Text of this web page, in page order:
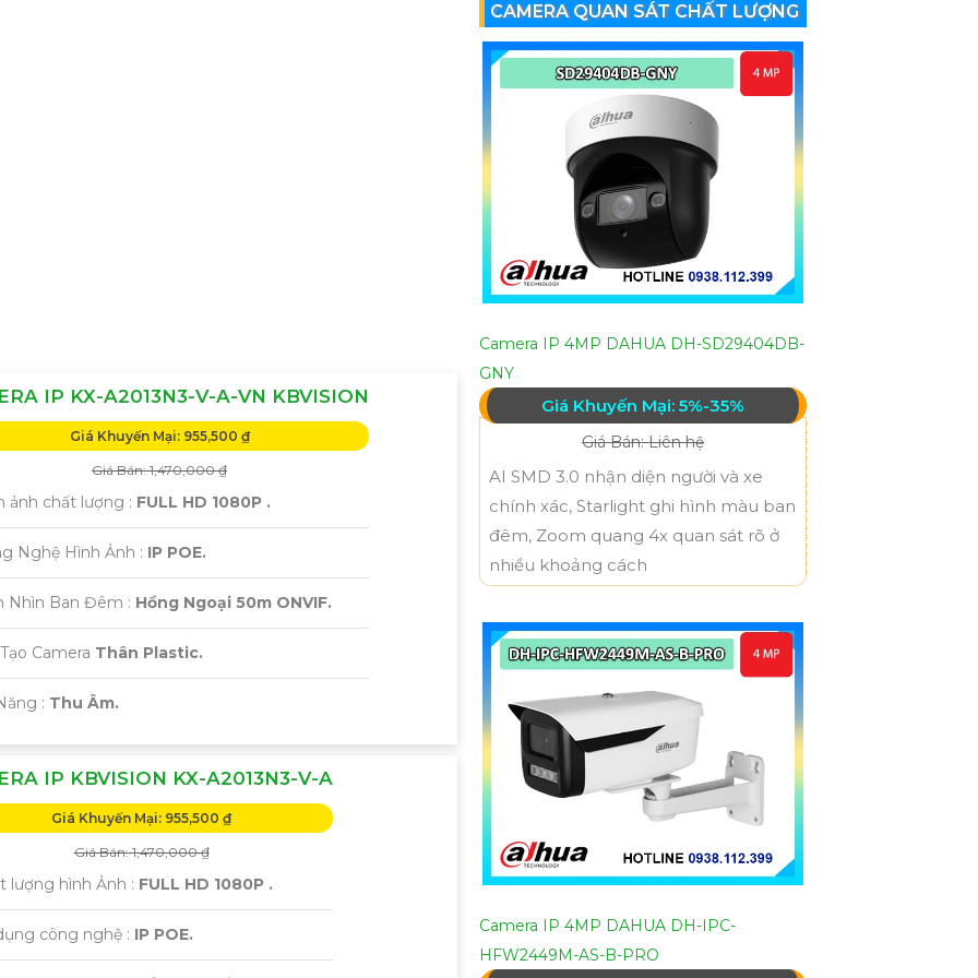
IP KX-A2013N3-V-A-VN KBVISION
Giá Khuyến Mại: 955,500 ₫
Giá Bán: 1,470,000 ₫
ảnh chất lượng : FULL HD 1080P .
Nghệ Hình Ảnh : IP POE.
Nhìn Ban Đêm : Hồng Ngoại 50m ONVIF.
Camera Thân Plastic.
: Thu Âm.
IP KBVISION KX-A2013N3-V-A
Giá Khuyến Mại: 955,500 ₫
Giá Bán: 1,470,000 ₫
lượng hình Ảnh : FULL HD 1080P .
công nghệ : IP POE.
CAMERA QUAN SÁT CHẤT LƯỢNG
Camera IP 4MP DAHUA DH-SD29404DB-
GNY
Giá Khuyến Mại: 5%-35%
Giá Bán: Liên hệ
AI SMD 3.0 nhận diện người và xe
chính xác, Starlight ghi hình màu ban
đêm, Zoom quang 4x quan sát rõ ở
nhiều khoảng cách
Camera IP 4MP DAHUA DH-IPC-
HFW2449M-AS-B-PRO